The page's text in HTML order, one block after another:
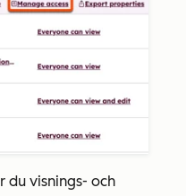
du visnings- och